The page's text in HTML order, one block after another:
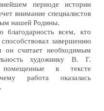
периоде истории
внимание специалистов
нашей Родины.
всем, кто
завершению
считает необходимым
художнику В. Г.
помещенные в тексте
работа оказалась